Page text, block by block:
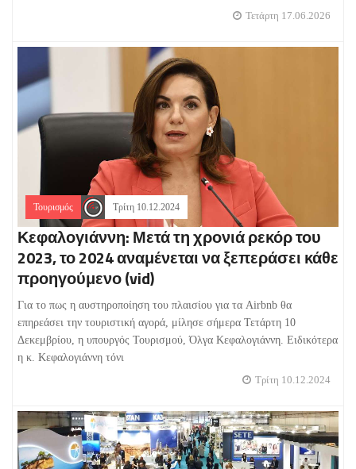
Τετάρτη 17.06.2026
Τουρισμός Τρίτη 10.12.2024
Κεφαλογιάννη: Μετά τη χρονιά ρεκόρ του
2023, το 2024 αναμένεται να ξεπεράσει κάθε
προηγούμενο (vid)
Για το πως η αυστηροποίηση του πλαισίου για τα Airbnb θα
επηρεάσει την τουριστική αγορά, μίλησε σήμερα Τετάρτη 10
Δεκεμβρίου, η υπουργός Τουρισμού, Όλγα Κεφαλογιάννη. Ειδικότερα
η κ. Κεφαλογιάννη τόνι
Τρίτη 10.12.2024